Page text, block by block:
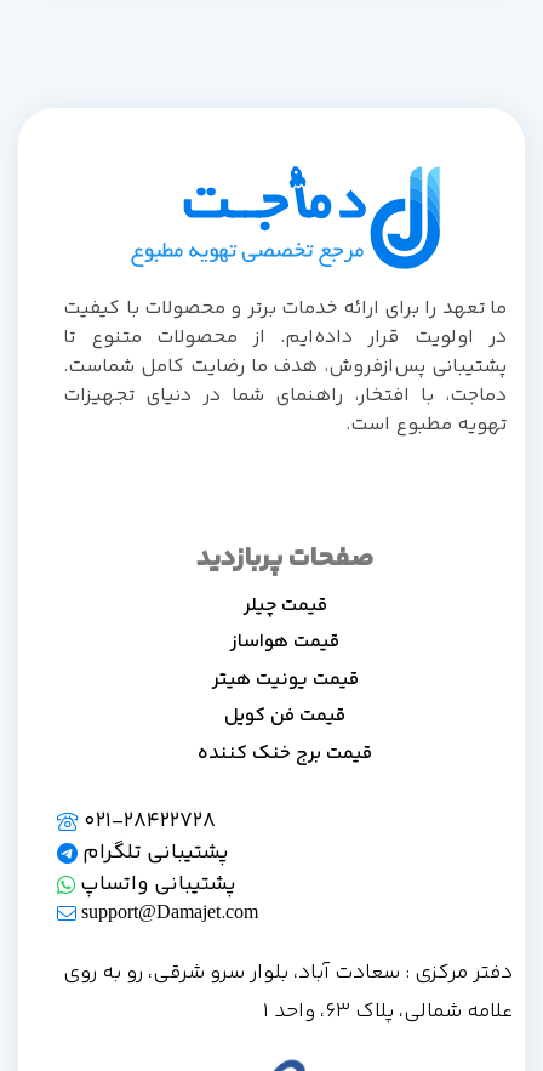
ما تعهد را برای ارائه خدمات برتر و محصولات با کیفیت
در اولویت قرار داده‌ایم. از محصولات متنوع تا
پشتیبانی پس‌از‌فروش، هدف ما رضایت کامل شماست.
دماجت، با افتخار، راهنمای شما در دنیای تجهیزات
تهویه مطبوع است.
صفحات پربازدید
قیمت چیلر
قیمت هواساز
قیمت یونیت هیتر
قیمت فن کویل
قیمت برج خنک کننده
021-28422728
پشتیبانی تلگرام
پشتیبانی واتساپ
support@Damajet.com
دفتر مرکزی : سعادت آباد، بلوار سرو شرقی، رو به روی
علامه شمالی، پلاک 63، واحد 1